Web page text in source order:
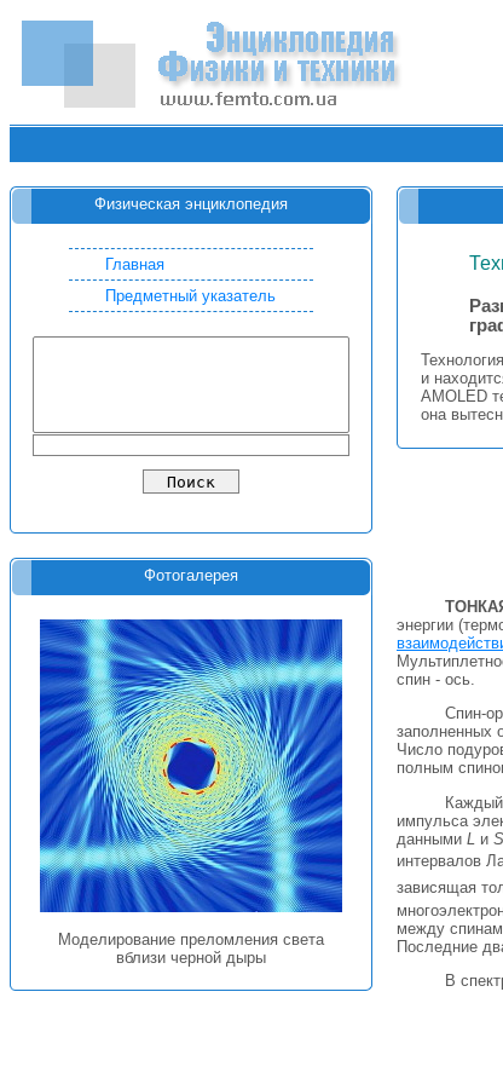
Физическая энциклопедия
Главная
Предметный указатель
Фотогалерея
Моделирование преломления света
вблизи черной дыры
и
AMOLED
она
энергии
спин - ось.
Спин-
заполненных
Число
полным
Каждый
импульса
данными L и S
интервалов
зависящая
между
Последние
В